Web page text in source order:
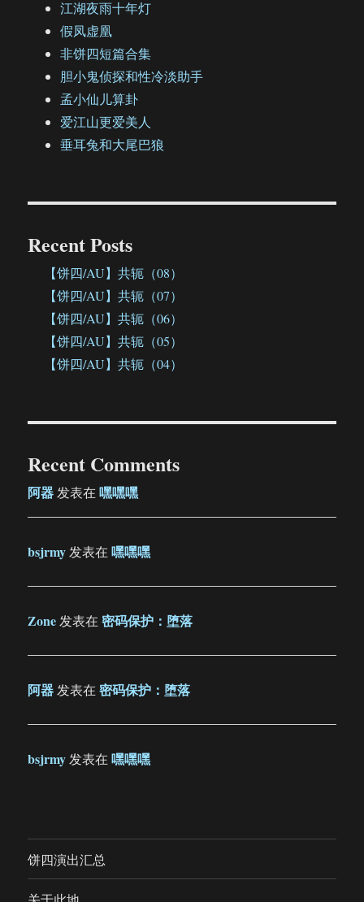
江湖夜雨十年灯
假凤虚凰
非饼四短篇合集
胆小鬼侦探和性冷淡助手
孟小仙儿算卦
爱江山更爱美人
垂耳兔和大尾巴狼
Recent Posts
【饼四/AU】共轭（08）
【饼四/AU】共轭（07）
【饼四/AU】共轭（06）
【饼四/AU】共轭（05）
【饼四/AU】共轭（04）
Recent Comments
阿器 发表在嘿嘿嘿
bsjrmy 发表在嘿嘿嘿
Zone 发表在密码保护：堕落
阿器 发表在密码保护：堕落
bsjrmy 发表在嘿嘿嘿
饼四演出汇总